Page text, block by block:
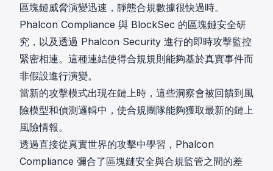
區塊鏈威脅演變迅速，靜態合規數據很快過時。
Phalcon Compliance 與 BlockSec 的區塊鏈安全研
究，以及透過 Phalcon Security 進行的即時攻擊監控
緊密相連。這種連結使得合規規則能夠基於真實事件而
非假設進行演變。
當新的攻擊模式出現在鏈上時，這些洞察會被回饋到風
險模型和偵測邏輯中，使合規團隊能夠獲取最新的鏈上
風險情報。
透過直接從真實世界的攻擊中學習，Phalcon
Compliance 彌合了區塊鏈安全與合規監管之間的差